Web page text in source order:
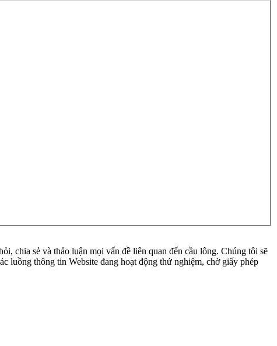
chia sẻ và thảo luận mọi vấn đề liên quan đến cầu lông. Chúng tôi sẽ
luồng thông tin Website đang hoạt động thử nghiệm, chờ giấy phép